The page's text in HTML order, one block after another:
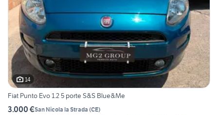
14
Fiat Punto Evo 1.2 5 porte S&S Blue&Me
3.000 €San Nicola la Strada (CE)